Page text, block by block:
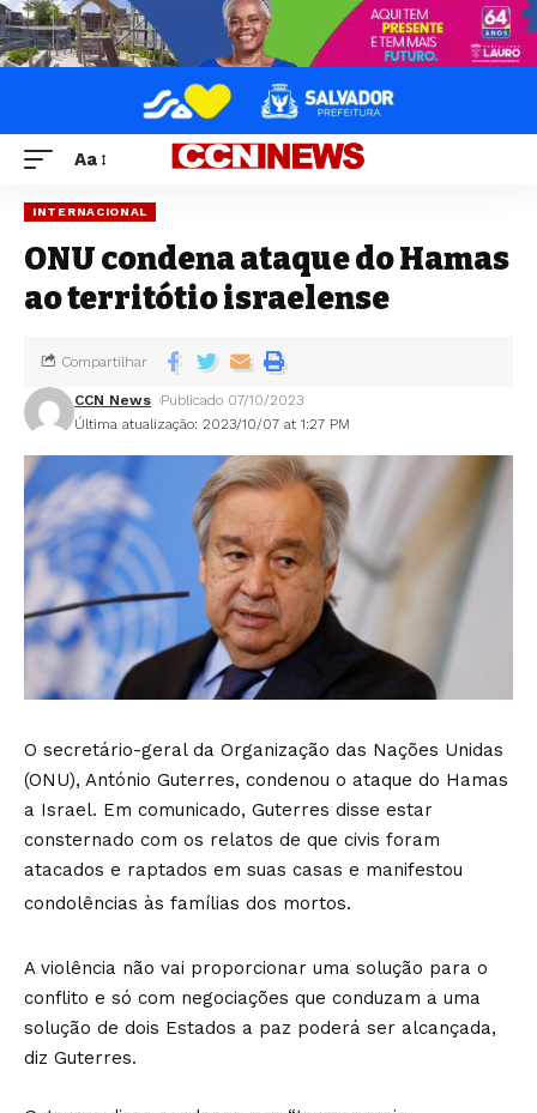
Aa
INTERNACIONAL
ONU condena ataque do Hamas
ao territótio israelense
Última atualização: 2023/10/07 at 1:27 PM
CCN News Publicado 07/10/2023
Compartilhar
O secretário-geral da Organização das Nações Unidas
(ONU), António Guterres, condenou o ataque do Hamas
a Israel. Em comunicado, Guterres disse estar
consternado com os relatos de que civis foram
atacados e raptados em suas casas e manifestou
condolências às famílias dos mortos.
A violência não vai proporcionar uma solução para o
conflito e só com negociações que conduzam a uma
solução de dois Estados a paz poderá ser alcançada,
diz Guterres.